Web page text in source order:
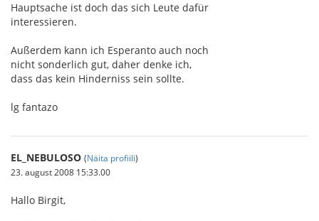
Hauptsache ist doch das sich Leute dafür
interessieren.
Außerdem kann ich Esperanto auch noch
nicht sonderlich gut, daher denke ich,
dass das kein Hinderniss sein sollte.
lg fantazo
EL_NEBULOSO (Näita profiili)
23. august 2008 15:33.00
Hallo Birgit,